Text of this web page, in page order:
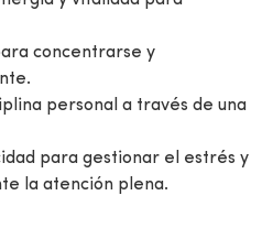
concentrarse y
personal a través de una
para gestionar el estrés y
la atención plena.